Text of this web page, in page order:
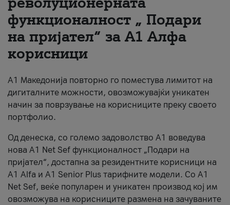
За нас
#ПодобарОнлајн
функционалност „ Подари
на пријател“ за А1 Алфа
корисници
А1 Македонија повторно го поместува лимитот на
дигиталните можности, овозможувајќи уникатен
начин за поврзување на корисниците преку своето
портфолио.
Од денеска, со големо задоволство А1 воведува
нова A1 Net Sef функционалност „Подари на
пријател“, достапна за резидентните корисници на
А1 Alfa и A1 Senior Plus тарифните модели. Со A1
Net Sef, веќе популарен и уникатен производ кој им
овозможува на корисниците размена на зачуваните